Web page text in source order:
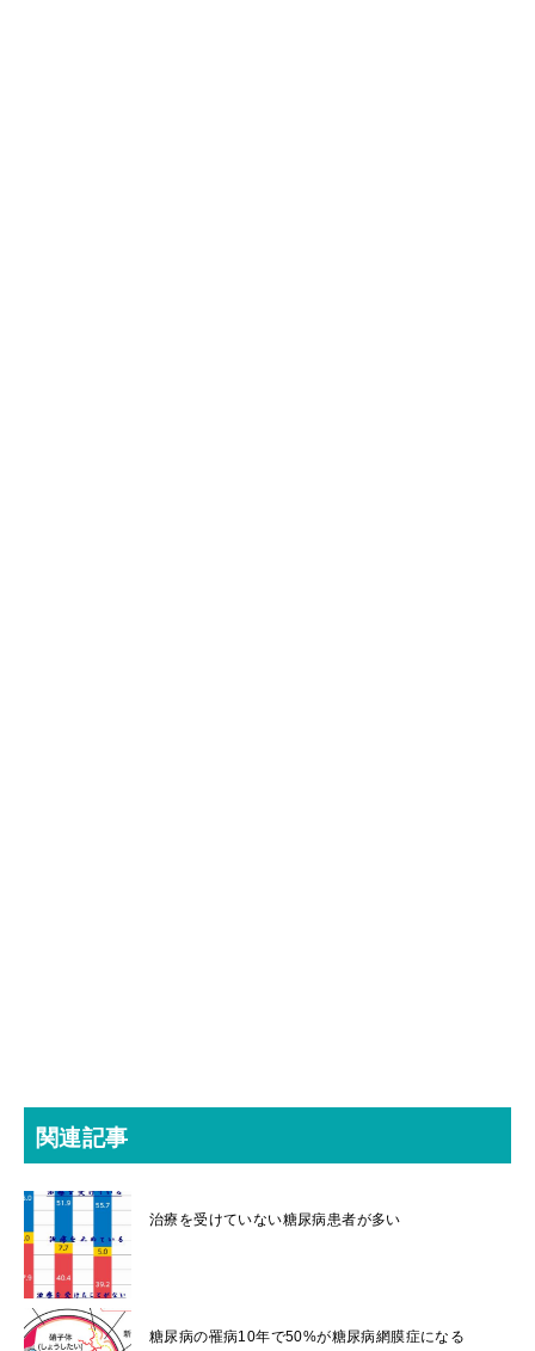
関連記事
治療を受けていない糖尿病患者が多い
糖尿病の罹病10年で50%が糖尿病網膜症になる